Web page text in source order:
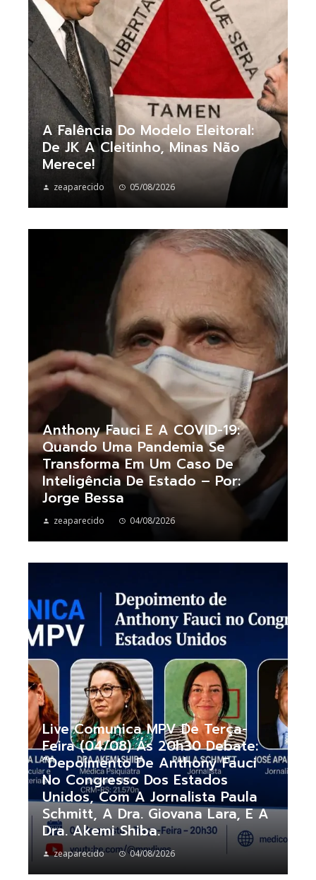
A Falência Do Modelo Eleitoral:
De JK A Cleitinho, Minas Não
Merece!
zeaparecido 05/08/2026
Anthony Fauci E A COVID-19:
Quando Uma Pandemia Se
Transforma Em Um Caso De
Inteligência De Estado – Por:
Jorge Bessa
zeaparecido 04/08/2026
Live Comunica MPV De Terça-
Feira (04/08) Ás 20h30 Debate:
“Depoimento De Anthony Fauci
No Congresso Dos Estados
Unidos, Com A Jornalista Paula
Schmitt, A Dra. Giovana Lara, E A
Dra. Akemi Shiba.
zeaparecido 04/08/2026